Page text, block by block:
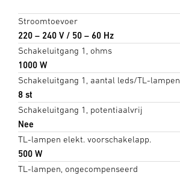
Stroomtoevoer
220 – 240 V / 50 – 60 Hz
Schakeluitgang 1, ohms
1000 W
Schakeluitgang 1, aantal leds/TL-lampen
8 st
Schakeluitgang 1, potentiaalvrij
Nee
TL-lampen elekt. voorschakelapp.
500 W
TL-lampen, ongecompenseerd